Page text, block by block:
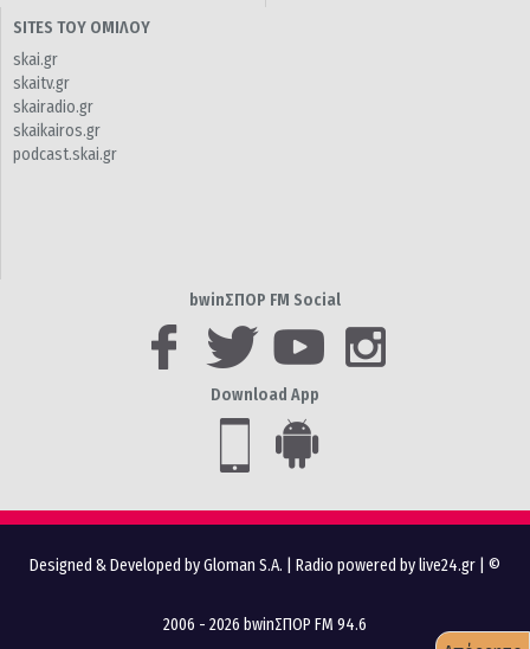
SITES ΤΟΥ ΟΜΙΛΟΥ
skai.gr
skaitv.gr
skairadio.gr
skaikairos.gr
podcast.skai.gr
bwinΣΠΟΡ FM Social
Download App
Designed & Developed by Gloman S.A. Radio powered by live24.gr | ©
2006 - 2026 bwinΣΠΟΡ FM 94.6